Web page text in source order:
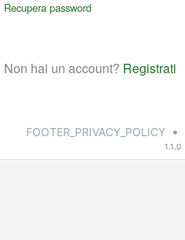
FOOTER_PRIVACY_POLICY •
1.1.0